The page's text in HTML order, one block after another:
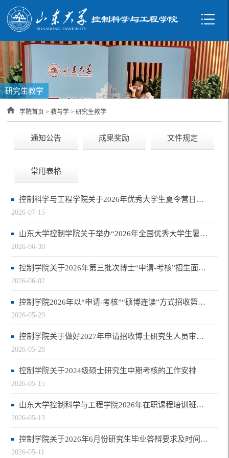
研究生教学
学院首页 >教与学 >研究生教学
通知公告 成果奖励 文件规定
常用表格
控制科学与工程学院关于2026年优秀大学生夏令营日程安排的通知
2026-07-15
山东大学控制学院关于举办“2026年全国优秀大学生暑期夏令营活动”的通知
2026-06-30
控制学院关于2026年第三批次博士“申请-考核”招生面试考核的工作安排
2026-06-02
控制学院2026年以“申请-考核”“硕博连读”方式招收第三批博士研究生报名的通知
2026-05-29
控制学院关于做好2027年申请招收博士研究生人员审核认定及导师团队备案工作的通知
2026-05-28
控制学院关于2024级硕士研究生中期考核的工作安排
2026-05-15
山东大学控制科学与工程学院2026年在职课程培训班招生简章
2026-05-13
控制学院关于2026年6月份研究生毕业答辩要求及时间安排的通知
2026-05-11